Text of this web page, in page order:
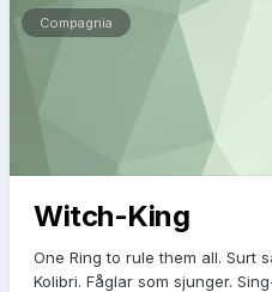
Compagnia
Witch-King
One Ring to rule them all. Surt
Kolibri. Fåglar som sjunger.